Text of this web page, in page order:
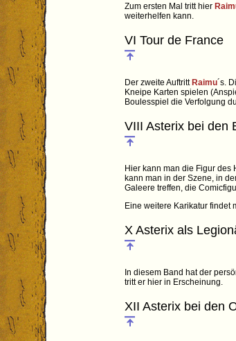
Zum ersten Mal tritt hier
weiterhelfen kann.
VI Tour de France
Der zweite AuftrittRaimu´s.
Kneipe Karten spielen
Boulesspiel die Verfolgung
VIII Asterix bei den
Hier kann man die Figur des
kann man in der Szene, in
Galeere treffen, die
Eine weitere Karikatur findet
X Asterix als
In diesem Band hat der
tritt er hier in Erscheinung.
XII Asterix bei den